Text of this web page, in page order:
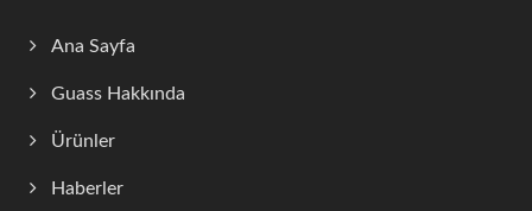
Ana Sayfa
Guass Hakkında
Ürünler
Haberler